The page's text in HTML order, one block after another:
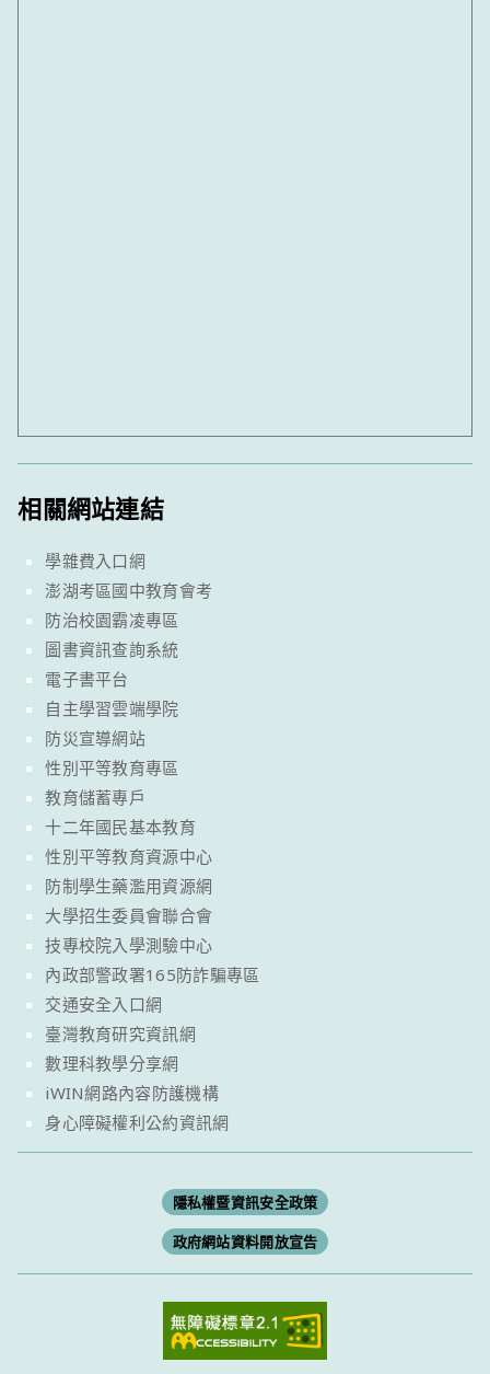
相關網站連結
學雜費入口網
澎湖考區國中教育會考
防治校園霸凌專區
圖書資訊查詢系統
電子書平台
自主學習雲端學院
防災宣導網站
性別平等教育專區
教育儲蓄專戶
十二年國民基本教育
性別平等教育資源中心
防制學生藥濫用資源網
大學招生委員會聯合會
技專校院入學測驗中心
內政部警政署165防詐騙專區
交通安全入口網
臺灣教育研究資訊網
數理科教學分享網
iWIN網路內容防護機構
身心障礙權利公約資訊網
隱私權暨資訊安全政策
政府網站資料開放宣告